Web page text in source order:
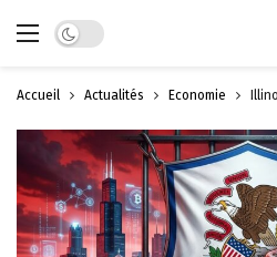
Dark mode
Accueil Actualités Économie